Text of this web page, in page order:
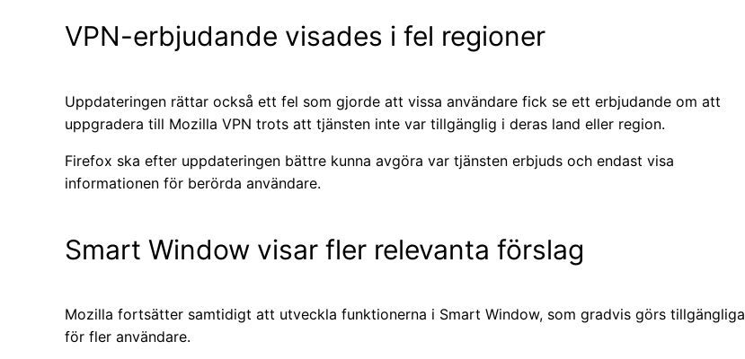
VPN-erbjudande visades i fel regioner
Uppdateringen rättar också ett fel som gjorde att vissa användare fick se ett erbjudande om att
uppgradera till Mozilla VPN trots att tjänsten inte var tillgänglig i deras land eller region.
Firefox ska efter uppdateringen bättre kunna avgöra var tjänsten erbjuds och endast visa
informationen för berörda användare.
Smart Window visar fler relevanta förslag
Mozilla fortsätter samtidigt att utveckla funktionerna i Smart Window, som gradvis görs tillgängliga
för fler användare.